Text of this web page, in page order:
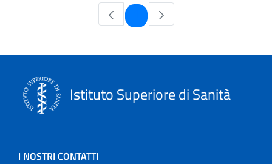
Pagina
Istituto Superiore di Sanità
I NOSTRI CONTATTI